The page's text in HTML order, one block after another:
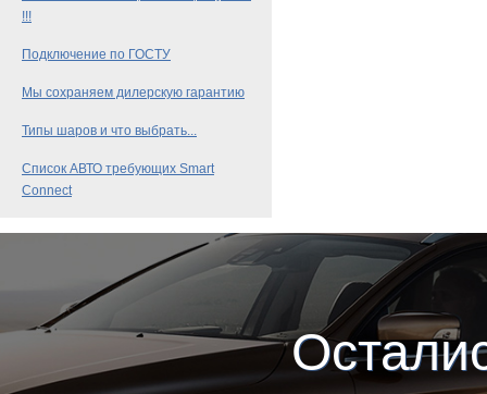
!!!
Подключение по ГОСТУ
Мы сохраняем дилерскую гарантию
Типы шаров и что выбрать...
Список АВТО требующих Smart
Connect